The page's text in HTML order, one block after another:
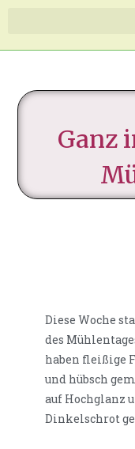
Ganz
Diese Woche
des
haben fleißige
und hübsch
auf Hochglanz
Dinkelschrot